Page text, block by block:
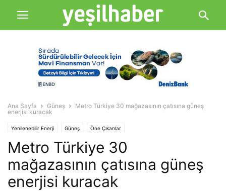
Ana Sayfa Güneş
Metro Türkiye 30 mağazasının çatısına güneş
enerjisi kuracak
Yenilenebilir Enerji Güneş Öne Çıkanlar
Metro Türkiye 30
mağazasının çatısına güneş
enerjisi kuracak